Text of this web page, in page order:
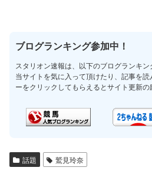
ブログランキング参加中！
スタリオン速報は、以下のブログランキン
当サイトを気に入って頂けたり、記事を
ーをクリックしてもらえるとサイト更新の
話題 鷲見玲奈